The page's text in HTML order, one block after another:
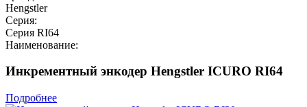
Hengstler
Серия:
Серия RI64
Наименование:
Инкрементный энкодер Hengstler ICURO RI64
Подробнее